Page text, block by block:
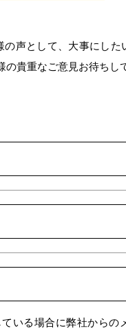
声として、大事にし
貴重なご意見お待ちし
いる場合に弊社からの